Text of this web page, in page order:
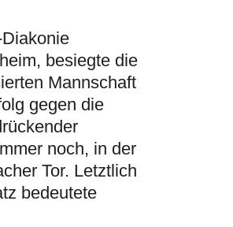
besiegte die
Mannschaft
gegen die
noch, in der
Tor. Letztlich
bedeutete